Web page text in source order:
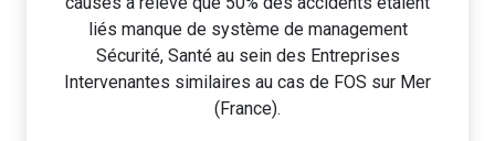
liés manque de système de management
Sécurité, Santé au sein des Entreprises
Intervenantes similaires au cas de FOS sur Mer
(France).